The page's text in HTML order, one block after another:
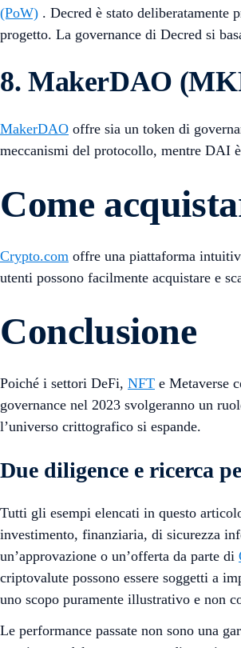
(PoW) . Decred è stato
progetto. La governance di Decred si
8. MakerDAO
MakerDAO offre sia un token di
meccanismi del protocollo, mentre DAI
Come
Crypto.com offre una piattaforma
utenti possono facilmente acquistare e
Conclusione
Poiché i settori DeFi, NFT e Metaverse
governance nel 2023 svolgeranno un
l’universo crittografico si espande.
Due diligence e ricerca
Tutti gli esempi elencati in questo
investimento, finanziaria, di sicurezza
un’approvazione o un’offerta da parte di
criptovalute possono essere soggetti a
uno scopo puramente illustrativo e non
Le performance passate non sono una